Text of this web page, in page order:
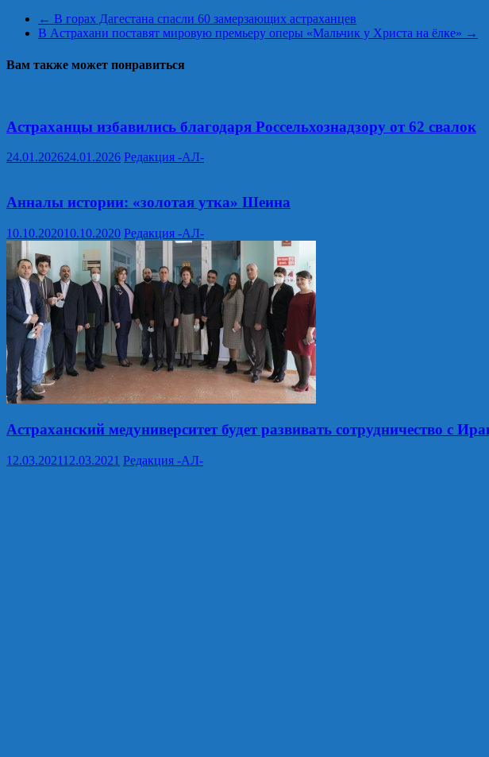
← В горах Дагестана спасли 60 замерзающих астраханцев
В Астрахани поставят мировую премьеру оперы «Мальчик у Христа на ёлке» →
Вам также может понравиться
Астраханцы избавились благодаря Россельхознадзору от 62 свалок
24.01.202624.01.2026 Редакция -АЛ-
Анналы истории: «золотая утка» Шеина
10.10.202010.10.2020 Редакция -АЛ-
Астраханский медуниверситет будет развивать сотрудничество с
12.03.202112.03.2021 Редакция -АЛ-